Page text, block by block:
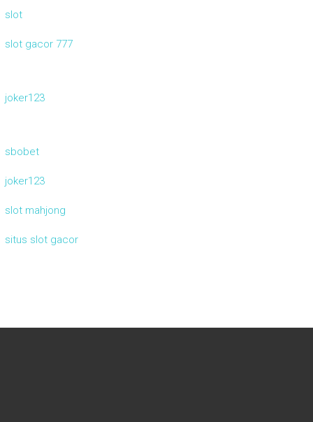
slot
slot gacor 777
joker123
sbobet
joker123
slot mahjong
situs slot gacor